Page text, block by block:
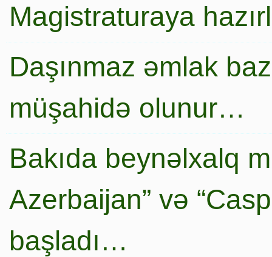
Magistraturaya
Daşınmaz əmlak
müşahidə olunur…
Bakıda beynəlxalq
Azerbaijan” və
başladı…